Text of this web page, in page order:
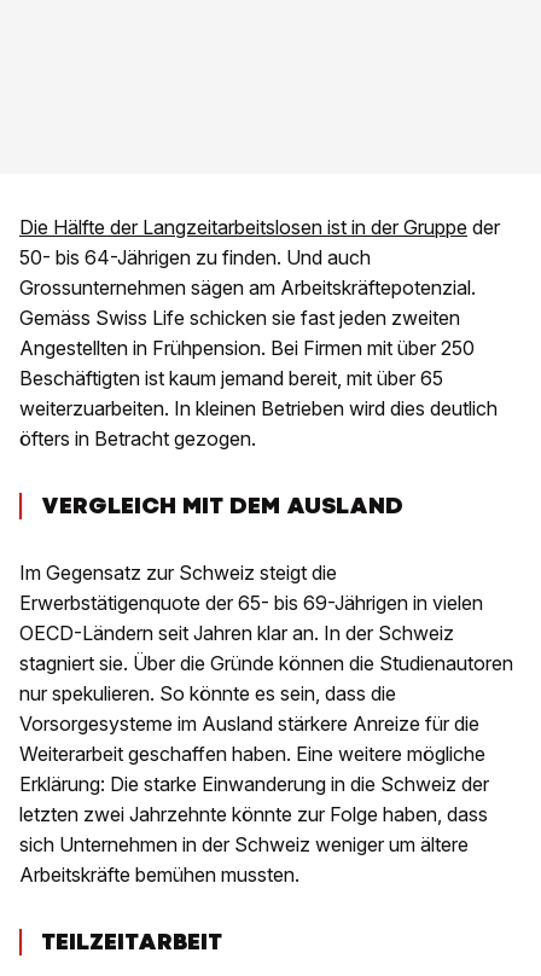
Die Hälfte der Langzeitarbeitslosen ist in der Gruppe der
50- bis 64-Jährigen zu finden. Und auch
Grossunternehmen sägen am Arbeitskräftepotenzial.
Gemäss Swiss Life schicken sie fast jeden zweiten
Angestellten in Frühpension. Bei Firmen mit über 250
Beschäftigten ist kaum jemand bereit, mit über 65
weiterzuarbeiten. In kleinen Betrieben wird dies deutlich
öfters in Betracht gezogen.
VERGLEICH MIT DEM AUSLAND
Im Gegensatz zur Schweiz steigt die
Erwerbstätigenquote der 65- bis 69-Jährigen in vielen
OECD-Ländern seit Jahren klar an. In der Schweiz
stagniert sie. Über die Gründe können die Studienautoren
nur spekulieren. So könnte es sein, dass die
Vorsorgesysteme im Ausland stärkere Anreize für die
Weiterarbeit geschaffen haben. Eine weitere mögliche
Erklärung: Die starke Einwanderung in die Schweiz der
letzten zwei Jahrzehnte könnte zur Folge haben, dass
sich Unternehmen in der Schweiz weniger um ältere
Arbeitskräfte bemühen mussten.
TEILZEITARBEIT